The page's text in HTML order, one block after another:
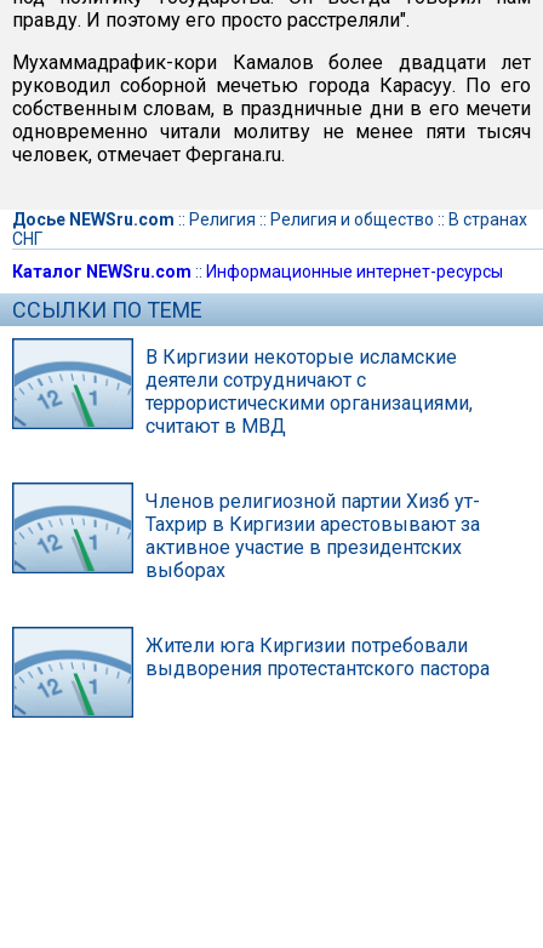
правду. И поэтому его просто расстреляли".
Мухаммадрафик-кори Камалов более двадцати лет
руководил соборной мечетью города Карасуу. По его
собственным словам, в праздничные дни в его мечети
одновременно читали молитву не менее пяти тысяч
человек, отмечает Фергана.ru.
Досье NEWSru.com :: Религия :: Религия и общество :: В странах
СНГ
Каталог NEWSru.com :: Информационные интернет-ресурсы
ССЫЛКИ ПО ТЕМЕ
В Киргизии некоторые исламские
деятели сотрудничают с
террористическими организациями,
считают в МВД
Членов религиозной партии Хизб ут-
Тахрир в Киргизии арестовывают за
активное участие в президентских
выборах
Жители юга Киргизии потребовали
выдворения протестантского пастора